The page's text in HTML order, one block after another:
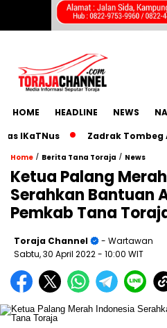
HOME HEADLINE NEWS
Zadrak Tombeg Ajak
Home / Berita Tana Toraja / News
Ketua Palang
Serahkan Bantuan
Pemkab Tana
Toraja Channel
- Wartawan
Sabtu, 30 April 2022- 10:00 WIT